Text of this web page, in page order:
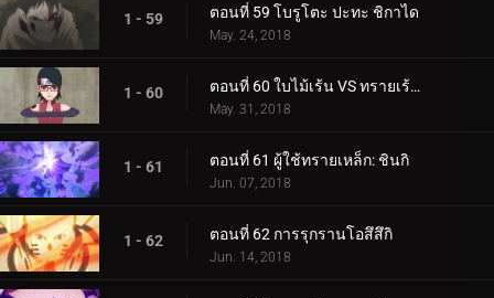
1 - 59 ตอนที่ 59 โบรูโตะ ปะทะ ชิกาได
May. 24, 2018
1 - 60 ตอนที่ 60 ใบไม้เร้น VS ทรายเร้นลับ
May. 31, 2018
1 - 61 ตอนที่ 61 ผู้ใช้ทรายเหล็ก: ชินกิ
Jun. 07, 2018
1 - 62 ตอนที่ 62 การรุกรานโอสึสึกิ
Jun. 14, 2018